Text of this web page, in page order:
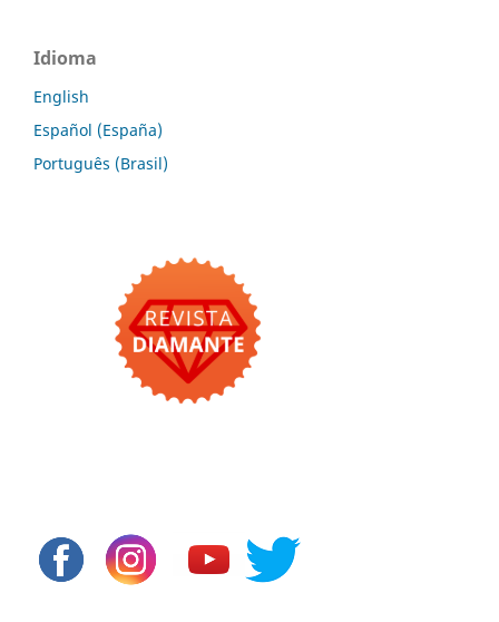
Idioma
English
Español (España)
Português (Brasil)